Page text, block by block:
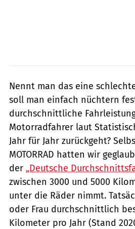
Nennt man das eine
soll man einfach nüchtern
durchschnittliche
Motorradfahrer laut
Jahr für Jahr zurückgeht?
MOTORRAD hatten wir
der „Deutsche
zwischen 3000 und 5000
unter die Räder nimmt.
oder Frau durchschnittlich
Kilometer pro Jahr (Stand